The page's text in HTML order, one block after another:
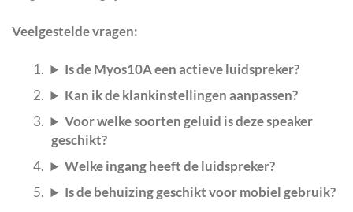
Veelgestelde vragen:
Is de Myos10A een actieve luidspreker?
Kan ik de klankinstellingen aanpassen?
Voor welke soorten geluid is deze speaker
geschikt?
Welke ingang heeft de luidspreker?
Is de behuizing geschikt voor mobiel gebruik?